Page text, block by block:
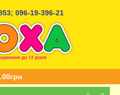
; 096-19-396-21